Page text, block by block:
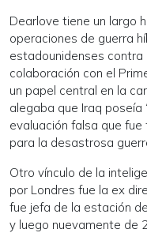
Dearlove tiene un largo
operaciones de guerra
estadounidenses contra
colaboración con el
un papel central en la
alegaba que Iraq poseía
evaluación falsa que
para la desastrosa
Otro vínculo de la
por Londres fue la ex
fue jefa de la estación
y luego nuevamente de